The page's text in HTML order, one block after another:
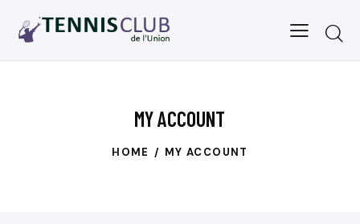
MY ACCOUNT
HOME MY ACCOUNT